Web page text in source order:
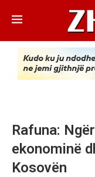
​Rafuna:
ekonominë
Kosovën